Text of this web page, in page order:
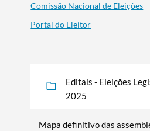
Comissão Nacional de Eleições
Portal do Eleitor
Editais - Eleições
2025
Mapa definitivo das